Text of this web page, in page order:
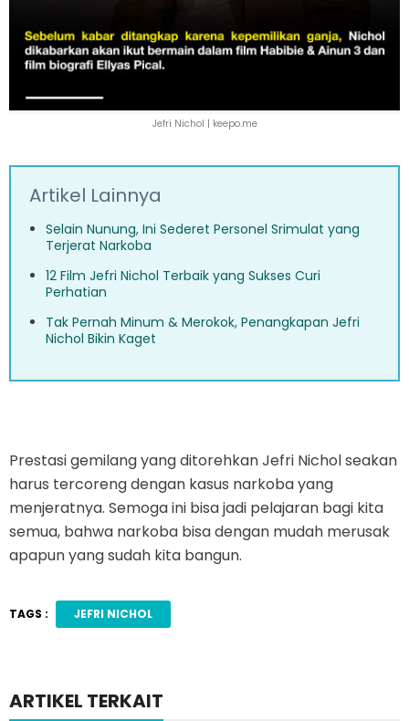
Jefri Nichol | keepo.me
Artikel Lainnya
Selain Nunung, Ini Sederet Personel Srimulat yang
Terjerat Narkoba
12 Film Jefri Nichol Terbaik yang Sukses Curi
Perhatian
Tak Pernah Minum & Merokok, Penangkapan Jefri
Nichol Bikin Kaget
Prestasi gemilang yang ditorehkan Jefri Nichol seakan
harus tercoreng dengan kasus narkoba yang
menjeratnya. Semoga ini bisa jadi pelajaran bagi kita
semua, bahwa narkoba bisa dengan mudah merusak
apapun yang sudah kita bangun.
TAGS : JEFRI NICHOL
ARTIKEL TERKAIT